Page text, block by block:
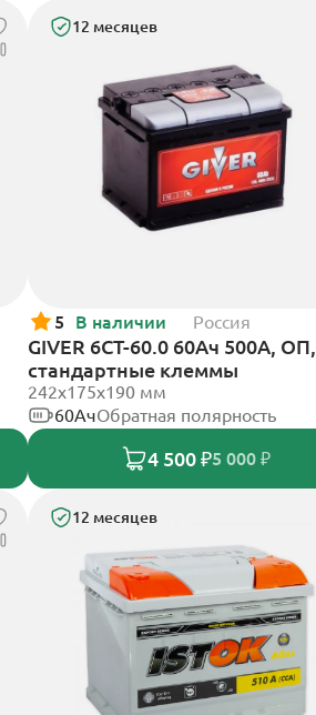
12 месяцев
5 В наличии Россия
GIVER 6СТ-60.0 60Ач 500А, ОП,
стандартные клеммы
242х175х190 мм
60АчОбратная полярность
4 500 ₽5 000 ₽
12 месяцев